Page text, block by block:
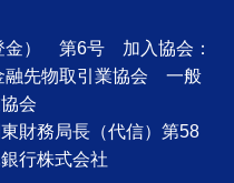
金） 第6号 加入協会：
融先物取引業協会 一般
会
財務局長（代信）第58
行株式会社